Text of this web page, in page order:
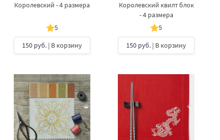
Королевский - 4 размера
5
150 руб. | В корзину
Королевский квилт блок
- 4 размера
5
150 руб. | В корзину